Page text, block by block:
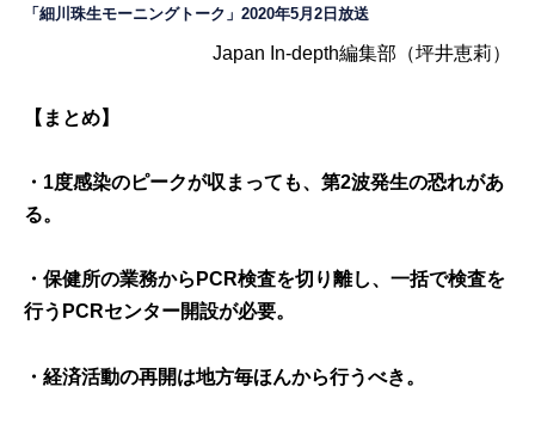
「細川珠生モーニングトーク」2020年5月2日放送
Japan In-depth編集部（坪井恵莉）
【まとめ】
・1度感染のピークが収まっても、第2波発生の恐れがあ
る。
・保健所の業務からPCR検査を切り離し、一括で検査を
行うPCRセンター開設が必要。
・経済活動の再開は地方毎ほんから行うべき。